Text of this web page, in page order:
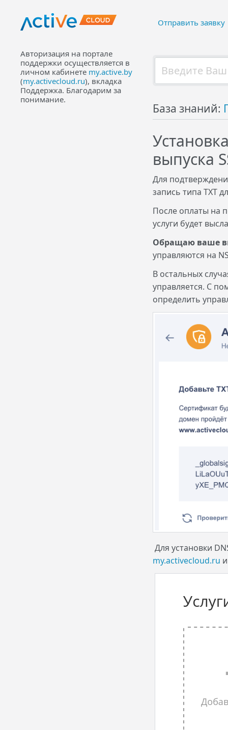
Отправить заявку
Авторизация на портале
поддержки осуществляется в
личном кабинете my.active.by
(my.activecloud.ru), вкладка
Поддержка. Благодарим за
понимание.
База знаний:
выпуска
Для
запись типа TXT
После оплаты на
услуги будет
Обращаю ваше
управляются на
В остальных
управляется. С
определить
Для установки
my.activecloud.ru